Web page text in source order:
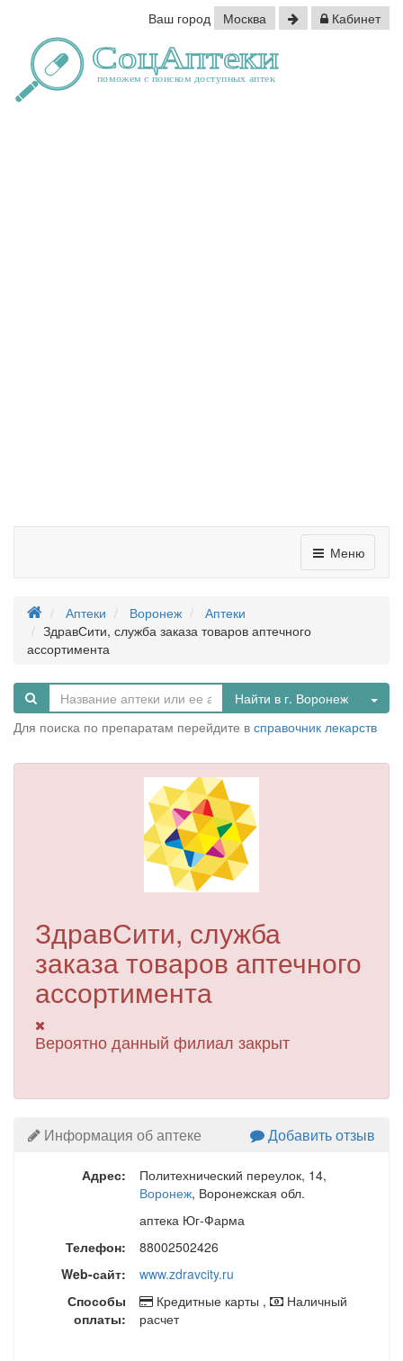
Ваш город Москва Кабинет
Меню
Аптеки Воронеж
Аптеки
ЗдравСити, служба заказа товаров аптечного
ассортимента
Найти в г. Воронеж
Для поиска по препаратам перейдите в справочник лекарств
ЗдравСити, служба
заказа товаров аптечного
ассортимента
Вероятно данный филиал закрыт
Информация об аптеке Добавить отзыв
Адрес: Политехнический переулок, 14,
Воронеж, Воронежская обл.
аптека Юг-Фарма
Телефон:
88002502426
Web-сайт:
www.zdravcity.ru
Способы
оплаты:
Кредитные карты ,
Наличный
расчет